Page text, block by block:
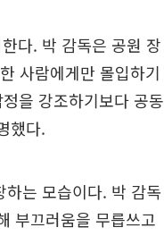
다. 박 감독은 공원 장
사람에게만 몰입하기
을 강조하기보다 공동
했다.
는 모습이다. 박 감독
부끄러움을 무릅쓰고